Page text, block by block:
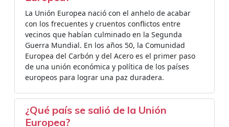
La Unión Europea nació con el anhelo de acabar
con los frecuentes y cruentos conflictos entre
vecinos que habían culminado en la Segunda
Guerra Mundial. En los años 50, la Comunidad
Europea del Carbón y del Acero es el primer paso
de una unión económica y política de los países
europeos para lograr una paz duradera.
¿Qué país se salió de la Unión
Europea?